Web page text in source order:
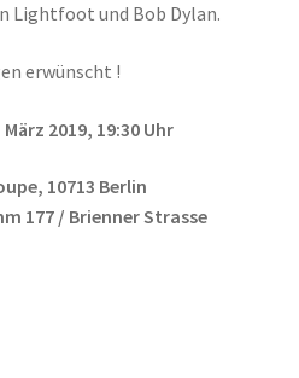
Lightfoot und Bob Dylan.
erwünscht !
2019, 19:30 Uhr
10713 Berlin
177 / Brienner Strasse